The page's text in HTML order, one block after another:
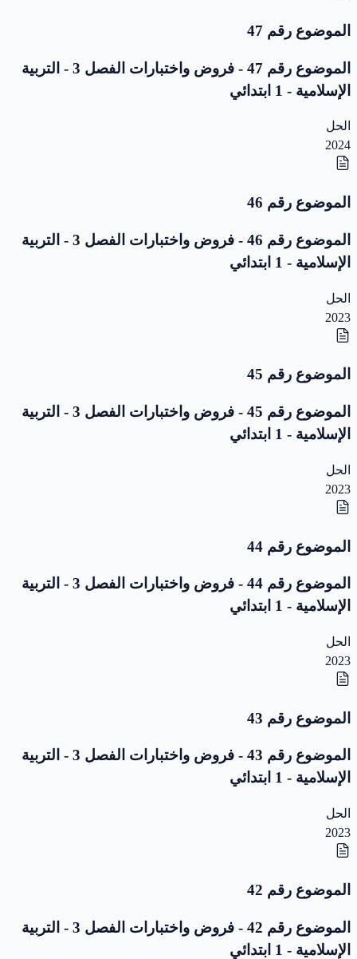
الموضوع رقم 47
الموضوع رقم 47 - فروض واختبارات الفصل 3 - التربية
الإسلامية - 1 ابتدائي
الحل
2024
الموضوع رقم 46
الموضوع رقم 46 - فروض واختبارات الفصل 3 - التربية
الإسلامية - 1 ابتدائي
الحل
2023
الموضوع رقم 45
الموضوع رقم 45 - فروض واختبارات الفصل 3 - التربية
الإسلامية - 1 ابتدائي
الحل
2023
الموضوع رقم 44
الموضوع رقم 44 - فروض واختبارات الفصل 3 - التربية
الإسلامية - 1 ابتدائي
الحل
2023
الموضوع رقم 43
الموضوع رقم 43 - فروض واختبارات الفصل 3 - التربية
الإسلامية - 1 ابتدائي
الحل
2023
الموضوع رقم 42
الموضوع رقم 42 - فروض واختبارات الفصل 3 - التربية
الإسلامية - 1 ابتدائي